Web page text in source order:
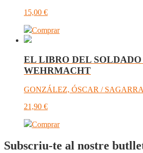
15,00 €
Comprar
EL LIBRO DEL
WEHRMACHT
GONZÁLEZ, ÓSCAR /
21,90 €
Comprar
Subscriu-te al nostre